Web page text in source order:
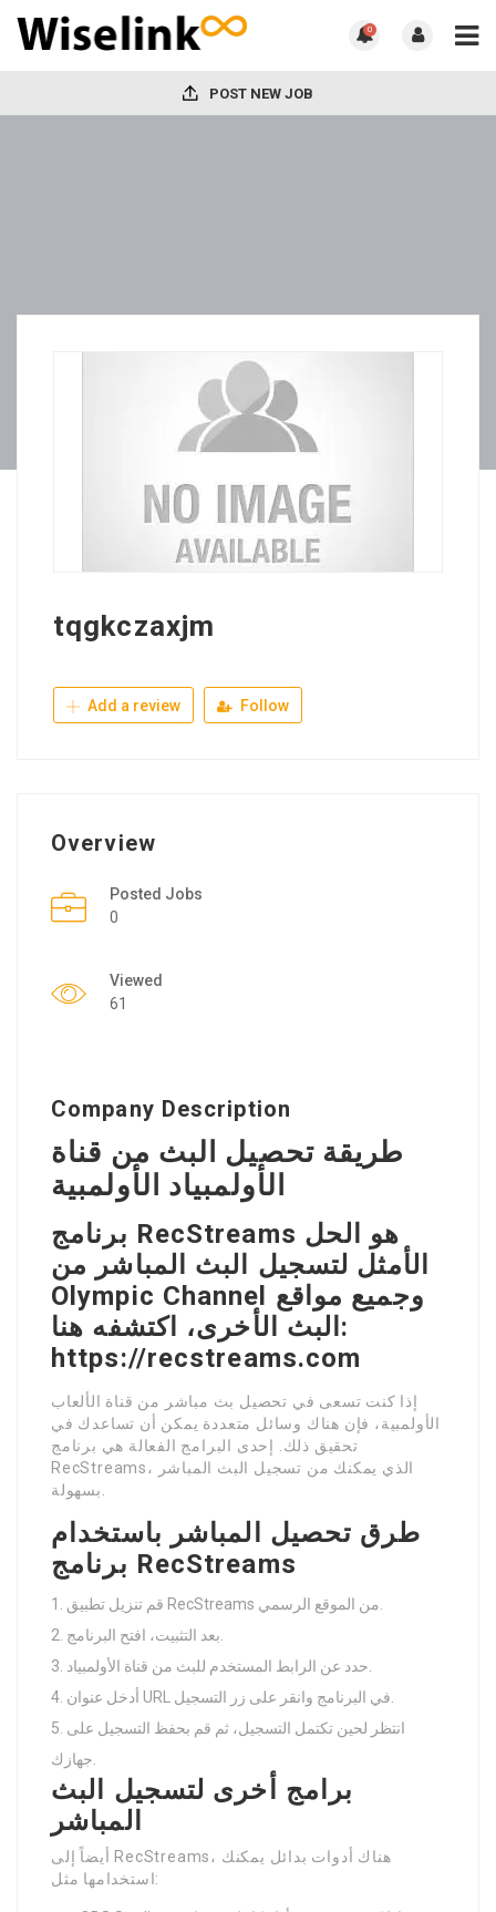
0
POST NEW JOB
tqgkczaxjm
Add a review Follow
Overview
Posted Jobs
0
Viewed
61
Company Description
طريقة تحصيل البث من قناة
الأولمبياد الأولمبية
برنامج RecStreams هو الحل
الأمثل لتسجيل البث المباشر من
Olympic Channel وجميع مواقع
البث الأخرى، اكتشفه هنا:
https://recstreams.com
إذا كنت تسعى في تحصيل بث مباشر من قناة الألعاب
الأولمبية، فإن هناك وسائل متعددة يمكن أن تساعدك في
تحقيق ذلك. إحدى البرامج الفعالة هي برنامج
RecStreams، الذي يمكنك من تسجيل البث المباشر
طرق تحصيل المباشر باستخدام
برنامج RecStreams
انتظر لحين تكتمل التسجيل، ثم قم بحفظ التسجيل على
برامج أخرى لتسجيل البث
المباشر
أيضاً إلى RecStreams، هناك أدوات بدائل يمكنك
استخدامها مثل: